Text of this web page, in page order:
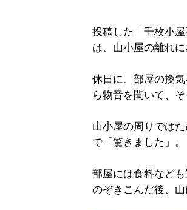
投稿した「千枚小
は、山小屋の離れに
休日に、部屋の換
ら物音を聞いて、
山小屋の周りでは
で「驚きました」。
部屋には食料など
のぞきこんだ後、山